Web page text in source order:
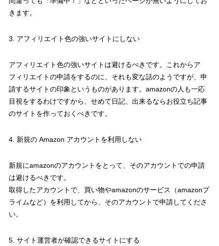
きます。
3. アフィリエイト色の強いサイトにしない
アフィリエイト色の強いサイトは避けるべきです。これからア
フィリエイトの申請をするのに、それも変な話のようですが、申
請するサイトの印象というものがあります。amazonの人も一応
目視をするわけですから、せめて日記、出来るならお役立ち記事
のサイトを作っておくべきです。
4. 新規の Amazon アカウントを利用しない
新規にamazonのアカウントをとって、そのアカウントでの申請
は避けるべきです。
取得したアカウントで、買い物やamazonのサービス（amazonプ
ライムなど）を利用してから、そのアカウントで申請してくださ
い。
5. サイト運営者が確認できるサイトにする